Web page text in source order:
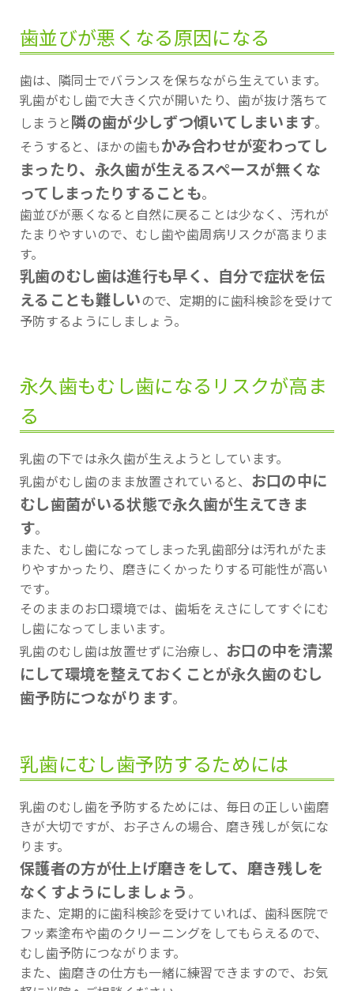
歯並びが悪くなる原因になる
歯は、隣同士でバランスを保ちながら生えています。
乳歯がむし歯で大きく穴が開いたり、歯が抜け落ちて
しまうと隣の歯が少しずつ傾いてしまいます。
そうすると、ほかの歯もかみ合わせが変わってし
まったり、永久歯が生えるスペースが無くな
ってしまったりすることも。
歯並びが悪くなると自然に戻ることは少なく、汚れが
たまりやすいので、むし歯や歯周病リスクが高まりま
す。
乳歯のむし歯は進行も早く、自分で症状を伝
えることも難しいので、定期的に歯科検診を受けて
予防するようにしましょう。
永久歯もむし歯になるリスクが高ま
る
乳歯の下では永久歯が生えようとしています。
乳歯がむし歯のまま放置されていると、 お口の中に
むし歯菌がいる状態で永久歯が生えてきま
す。
また、むし歯になってしまった乳歯部分は汚れがたま
りやすかったり、磨きにくかったりする可能性が高い
です。
そのままのお口環境では、歯垢をえさにしてすぐにむ
し歯になってしまいます。
乳歯のむし歯は放置せずに治療し、 お口の中を清潔
にして環境を整えておくことが永久歯のむし
歯予防につながります。
乳歯にむし歯予防するためには
乳歯のむし歯を予防するためには、毎日の正しい歯磨
きが大切ですが、お子さんの場合、磨き残しが気にな
ります。
保護者の方が仕上げ磨きをして、磨き残しを
なくすようにしましょう 。
また、定期的に歯科検診を受けていれば、歯科医院で
フッ素塗布や歯のクリーニングをしてもらえるので、
むし歯予防につながります。
また、歯磨きの仕方も一緒に練習できますので、お気